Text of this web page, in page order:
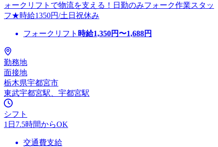
ォークリフトで物流を支える！日勤のみフォーク作業スタッ
フ★時給1350円/土日祝休み
フォークリフト 時給1,350円〜1,688円
勤務地
面接地
栃木県宇都宮市
東武宇都宮駅、宇都宮駅
シフト
1日7.5時間からOK
交通費支給